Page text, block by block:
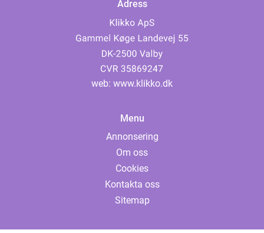
Adress
web: www.klikko.dk
Menu
Annonsering
Om oss
Cookies
Kontakta oss
Sitemap